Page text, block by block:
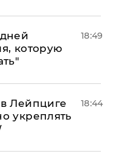
которую
18:49
Лейпциге
укреплять
18:44